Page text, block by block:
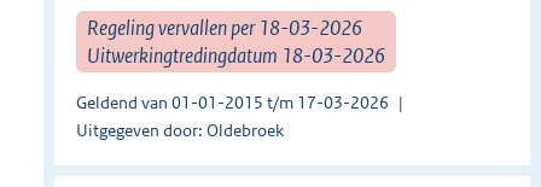
Regeling vervallen per 18-03-2026
Uitwerkingtredingdatum 18-03-2026
Geldend van 01-01-2015 t/m 17-03-2026
Uitgegeven door: Oldebroek